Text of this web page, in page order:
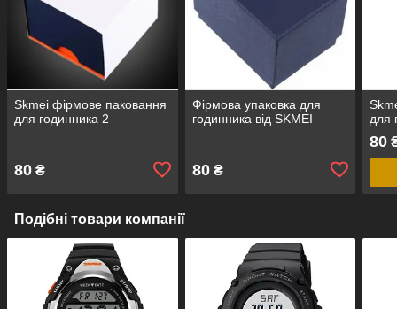
Skmei фірмове паковання
для годинника 2
80 ₴
Фірмова упаковка для
годинника від SKMEI
80₴
для
80
Подібні товари компанії